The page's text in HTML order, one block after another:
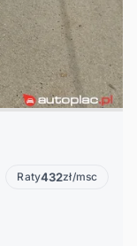
Raty432zł/msc